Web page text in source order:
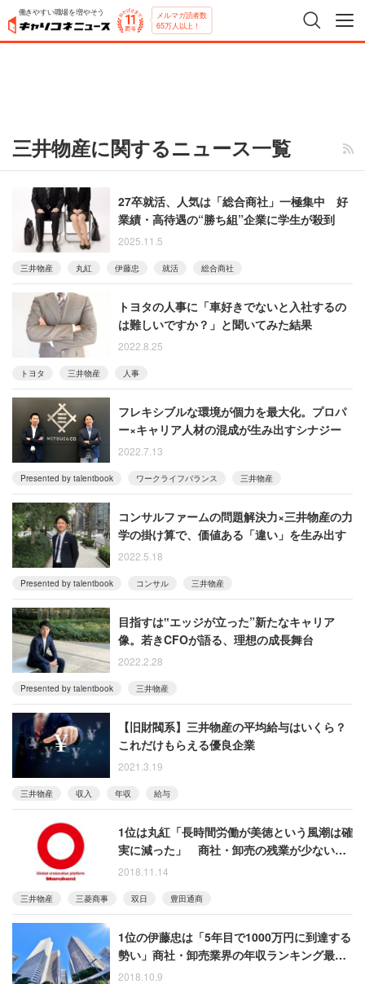
働きやすい職場を増やそう メルマガ読者数
65万人以上！
三井物産に関するニュース一覧
27卒就活、人気は「総合商社」一極集中 好
業績・高待遇の“勝ち組”企業に学生が殺到
2025.11.5
三井物産 丸紅 伊藤忠 就活 総合商社
トヨタの人事に「車好きでないと入社するの
は難しいですか？」と聞いてみた結果
2022.8.25
トヨタ 三井物産 人事
フレキシブルな環境が個力を最大化。プロパ
ー×キャリア人材の混成が生み出すシナジー
2022.7.13
Presented by talentbook ワークライフバランス 三井物産
コンサルファームの問題解決力×三井物産の力
学の掛け算で、価値ある「違い」を生み出す
2022.5.18
Presented by talentbook コンサル 三井物産
目指すは‟エッジが立った”新たなキャリア
像。若きCFOが語る、理想の成長舞台
2022.2.28
Presented by talentbook 三井物産
【旧財閥系】三井物産の平均給与はいくら？
これだけもらえる優良企業
2021.3.19
三井物産 収入 年収 給与
1位は丸紅「長時間労働が美徳という風潮は確
実に減った」 商社・卸売の残業が少ない企
業ランキング最新版
2018.11.14
三井物産 三菱商事 双日 豊田通商
1位の伊藤忠は「5年目で1000万円に到達する
勢い」商社・卸売業界の年収ランキング最新
版
2018.10.9